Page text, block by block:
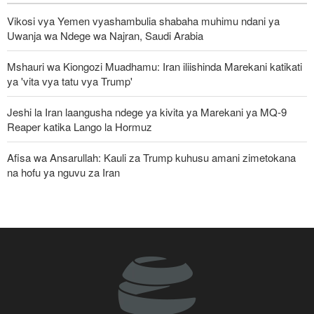
Vikosi vya Yemen vyashambulia shabaha muhimu ndani ya
Uwanja wa Ndege wa Najran, Saudi Arabia
Mshauri wa Kiongozi Muadhamu: Iran iliishinda Marekani katikati
ya 'vita vya tatu vya Trump'
Jeshi la Iran laangusha ndege ya kivita ya Marekani ya MQ-9
Reaper katika Lango la Hormuz
Afisa wa Ansarullah: Kauli za Trump kuhusu amani zimetokana
na hofu ya nguvu za Iran
katika historia’
Gharama Halisi ya Vita vya Marekani dhidi ya Iran: Mara Nne ya
Ghaza yafanya maziko makubwa zaidi ya halaiki ya Wapalestina